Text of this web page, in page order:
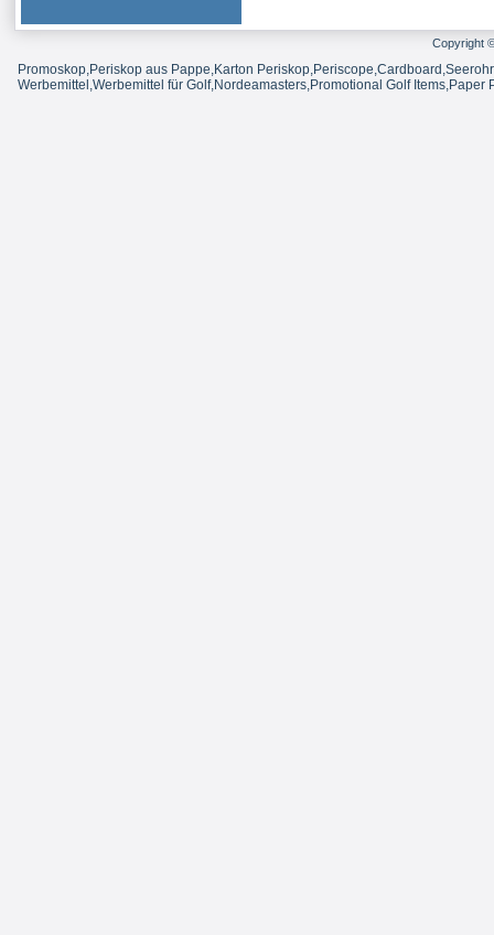
Copyright
Promoskop,Periskop aus Pappe,Karton
Werbemittel,Werbemittel für Golf,Nordeamasters,Promotional Golf